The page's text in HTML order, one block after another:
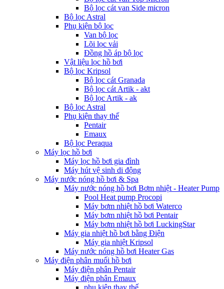
Bộ lọc cát van Side micron
Bộ lọc Astral
Phụ kiện bộ lọc
Van bộ lọc
Lõi lọc vải
Đồng hồ áp bộ lọc
Vật liệu lọc hồ bơi
Bộ lọc Kripsol
Bộ lọc cát Granada
Bộ lọc cát Artik - akt
Bộ lọc Artik - ak
Bộ lọc Astral
Phụ kiện thay thế
Pentair
Emaux
Bộ lọc Peraqua
Máy lọc hồ bơi
Máy lọc hồ bơi gia đình
Máy hút vệ sinh di động
Máy nước nóng hồ bơi & Spa
Máy nước nóng hồ bơi Bơm nhiệt - Heater Pump
Pool Heat pump Procopi
Máy bơm nhiệt hồ bơi Waterco
Máy bơm nhiệt hồ bơi Pentair
Máy bơm nhiệt hồ bơi LuckingStar
Máy gia nhiệt hồ bơi bằng Điện
Máy gia nhiệt Kripsol
Máy nước nóng hồ bơi Heater Gas
Máy điện phân muối hồ bơi
Máy điện phân Pentair
Máy điện phân Emaux
phụ kiện thay thế